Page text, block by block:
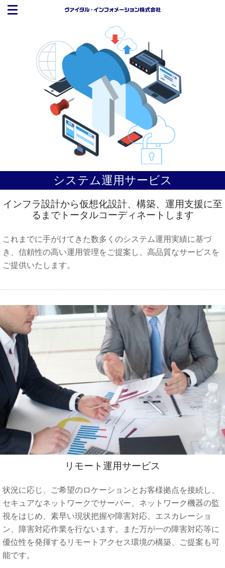
システム運用サービス
インフラ設計から仮想化設計、構築、運用支援に至
るまでトータルコーディネートします
これまでに手がけてきた数多くのシステム運用実績に基づ
き、信頼性の高い運用管理をご提案し、高品質なサービスを
ご提供いたします。
リモート運用サービス
状況に応じ、ご希望のロケーションとお客様拠点を接続し、
セキュアなネットワークでサーバー、ネットワーク機器の監
視をはじめ、素早い現状把握や障害対応、エスカレーショ
ン、障害対応作業を行ないます。また万が一の障害対応等に
優位性を発揮するリモートアクセス環境の構築、ご提案も可
能です。